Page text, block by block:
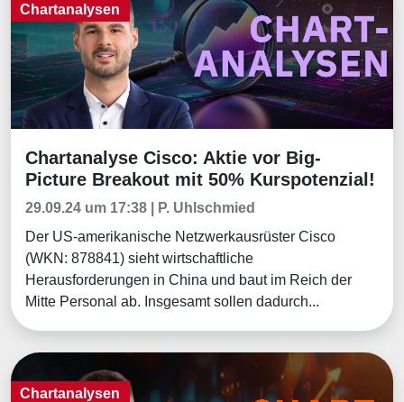
Chartanalysen
Chartanalysen
Chartanalyse Cisco: Aktie vor Big-
Picture Breakout mit 50% Kurspotenzial!
29.09.24 um 17:38 | P. Uhlschmied
Der US-amerikanische Netzwerkausrüster Cisco
(WKN: 878841) sieht wirtschaftliche
Herausforderungen in China und baut im Reich der
Mitte Personal ab. Insgesamt sollen dadurch...
Chartanalysen